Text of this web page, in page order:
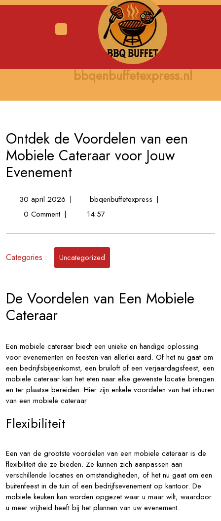
Skip
bbqenbuffetexpress.nl
Ontdek de Voordelen van een
Mobiele Cateraar voor Jouw
Evenement
30 april 202630
april
2026
| bbqenbuffetexpressOntdek
van
Evenement
|
0 Comment | 14:57
Categories : Uncategorized
De Voordelen van Een Mobiele
Cateraar
Een mobiele cateraar biedt een unieke en handige oplossing
voor evenementen en feesten van allerlei aard. Of het nu gaat om
een bedrijfsbijeenkomst, een bruiloft of een verjaardagsfeest, een
mobiele cateraar kan het eten naar elke gewenste locatie brengen
en ter plaatse bereiden. Hier zijn enkele voordelen van het inhuren
van een mobiele cateraar:
Flexibiliteit
Een van de grootste voordelen van een mobiele cateraar is de
flexibiliteit die ze bieden. Ze kunnen zich aanpassen aan
verschillende locaties en omstandigheden, of het nu gaat om een
buitenfeest in de tuin of een bedrijfsevenement op kantoor. De
mobiele keuken kan worden opgezet waar u maar wilt, waardoor
u meer vrijheid heeft bij het plannen van uw evenement.